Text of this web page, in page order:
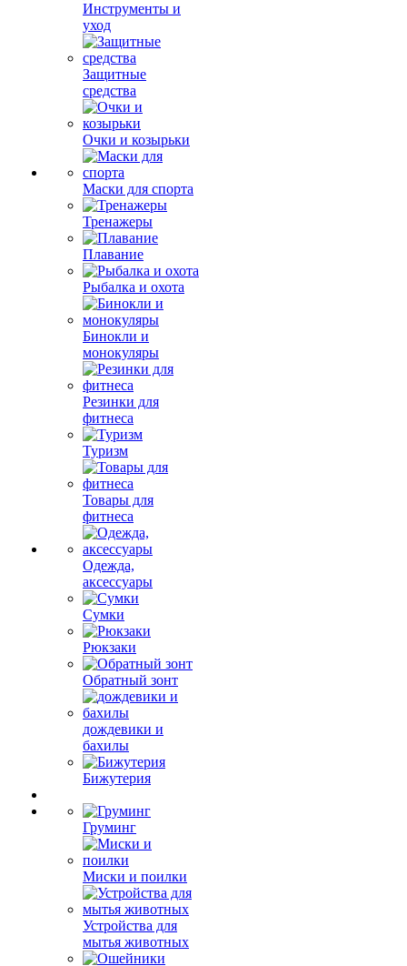
Инструменты и
уход
Защитные
средства
Очки и козырьки
Маски для спорта
Тренажеры
Плавание
Рыбалка и охота
Бинокли и
монокуляры
Резинки для
фитнеса
Туризм
Товары для
фитнеса
Одежда,
аксессуары
Сумки
Рюкзаки
Обратный зонт
дождевики и
бахилы
Бижутерия
Груминг
Миски и поилки
Устройства для
мытья животных